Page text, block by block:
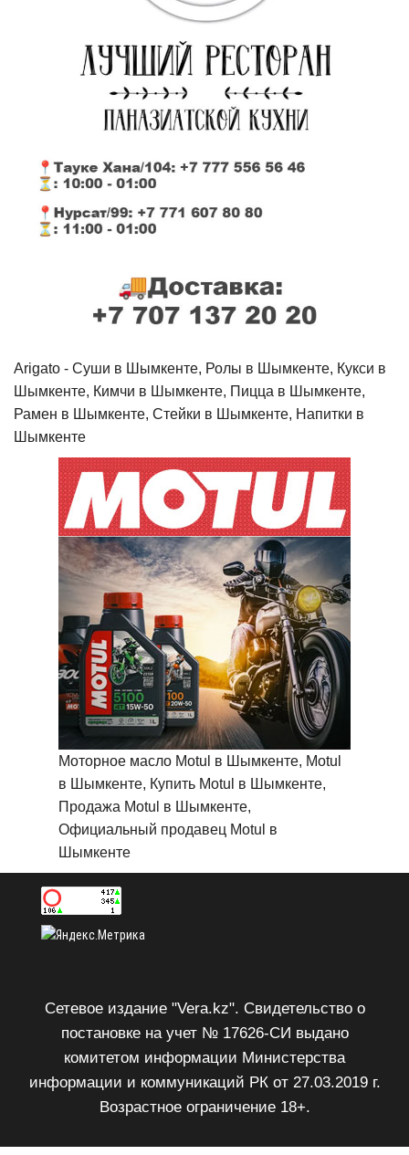
Arigato - Cуши в Шымкенте, Ролы в Шымкенте, Кукси в
Шымкенте, Кимчи в Шымкенте, Пицца в Шымкенте,
Рамен в Шымкенте, Стейки в Шымкенте, Напитки в
Шымкенте
Моторное масло Motul в Шымкенте, Motul
в Шымкенте, Купить Motul в Шымкенте,
Продажа Motul в Шымкенте,
Официальный продавец Motul в
Шымкенте
Сетевое издание "Vera.kz". Свидетельство о
постановке на учет № 17626-СИ выдано
комитетом информации Министерства
информации и коммуникаций РК от 27.03.2019 г.
Возрастное ограничение 18+.